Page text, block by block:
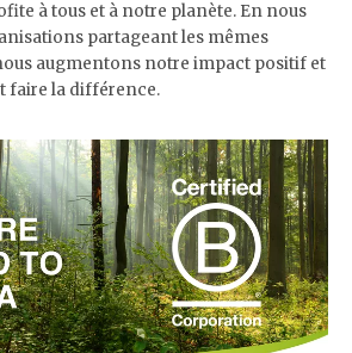
à tous et à notre planète. En nous
partageant les mêmes
augmentons notre impact positif et
faire la différence.